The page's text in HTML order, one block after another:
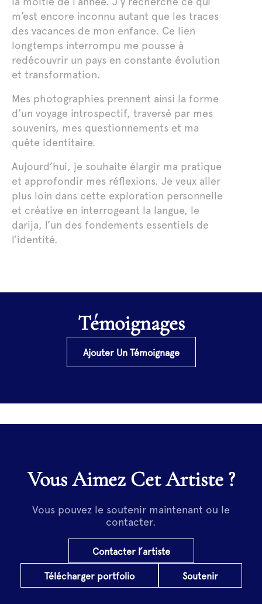
m’est encore inconnu autant que les traces
des vacances de mon enfance. Ce lien
longtemps interrompu me pousse à
redécouvrir un pays en constante évolution
et transformation.
Mes photographies prennent ainsi la forme
d’un voyage introspectif, traversé par mes
souvenirs, mes questionnements et ma
quête identitaire.
Aujourd’hui, je souhaite élargir ma pratique
et approfondir mes réflexions. Je veux aller
plus loin dans cette exploration personnelle
et créative en interrogeant la langue, le
darija, l’un des fondements essentiels de
l’identité.
Témoignages
Ajouter Un Témoignage
Vous Aimez Cet Artiste ?
Vous pouvez le soutenir maintenant ou le
contacter.
Contacter l’artiste
Télécharger portfolio Soutenir